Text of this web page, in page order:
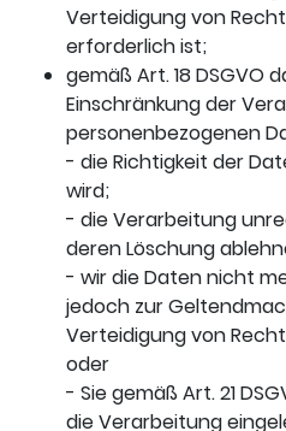
Verteidigung von
erforderlich ist;
gemäß Art. 18 DSGVO
Einschränkung der
personenbezogenen
- die Richtigkeit der
wird;
- die Verarbeitung
deren Löschung
- wir die Daten nicht
jedoch zur
Verteidigung von
oder
- Sie gemäß Art. 21
die Verarbeitung